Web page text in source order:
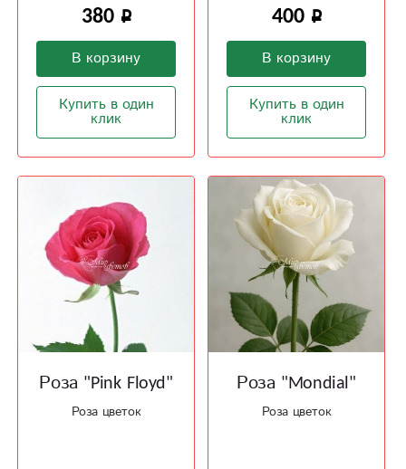
380
В корзину
Купить в один
клик
400
В корзину
Купить в один
клик
Роза "Pink Floyd"
Роза цветок
Роза "Mondial"
Роза цветок